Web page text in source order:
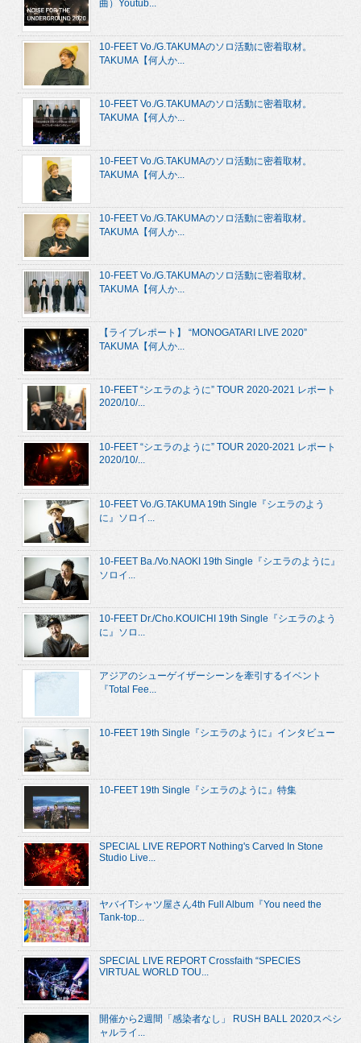
曲）Youtub...
10-FEET Vo./G.TAKUMAのソロ活動に密着取材。
TAKUMA【何人か...
10-FEET Vo./G.TAKUMAのソロ活動に密着取材。
TAKUMA【何人か...
10-FEET Vo./G.TAKUMAのソロ活動に密着取材。
TAKUMA【何人か...
10-FEET Vo./G.TAKUMAのソロ活動に密着取材。
TAKUMA【何人か...
10-FEET Vo./G.TAKUMAのソロ活動に密着取材。
TAKUMA【何人か...
【ライブレポート】 “MONOGATARI LIVE 2020”
TAKUMA【何人か...
10-FEET “シエラのように” TOUR 2020-2021 レポート
2020/10/...
10-FEET “シエラのように” TOUR 2020-2021 レポート
2020/10/...
10-FEET Vo./G.TAKUMA 19th Single『シエラのよう
に』ソロイ...
10-FEET Ba./Vo.NAOKI 19th Single『シエラのように』
ソロイ...
10-FEET Dr./Cho.KOUICHI 19th Single『シエラのよう
に』ソロ...
アジアのシューゲイザーシーンを牽引するイベント
『Total Fee...
10-FEET 19th Single『シエラのように』インタビュー
10-FEET 19th Single『シエラのように』特集
SPECIAL LIVE REPORT Nothing's Carved In Stone
Studio Live...
ヤバイTシャツ屋さん4th Full Album『You need the
Tank-top...
SPECIAL LIVE REPORT Crossfaith “SPECIES
VIRTUAL WORLD TOU...
開催から2週間「感染者なし」 RUSH BALL 2020スペシ
ャルライ...